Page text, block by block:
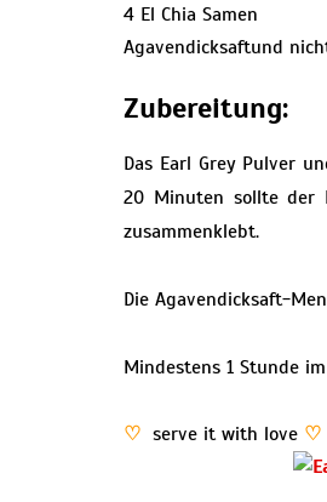
4 El Chia Samen
Agavendicksaftund
Zubereitung:
Das Earl Grey Pulver
20 Minuten sollte der
zusammenklebt.
Die Agavendicksaft-
Mindestens 1 Stunde
♡ serve it with love ♡